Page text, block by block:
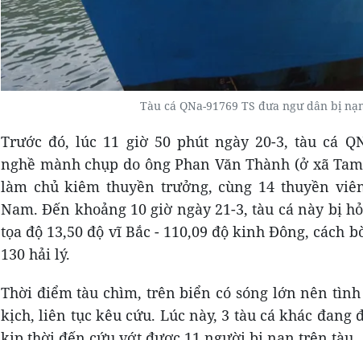
Tàu cá QNa-91769 TS đưa ngư dân bị
Trước đó, lúc 11 giờ 50 phút ngày 20-3, tàu cá
nghề mành chụp do ông Phan Văn Thành (ở xã
làm chủ kiêm thuyền trưởng, cùng 14 thuyền
Nam. Đến khoảng 10 giờ ngày 21-3, tàu cá này bị
tọa độ 13,50 độ vĩ Bắc - 110,09 độ kinh Đông, cách
130 hải lý.
Thời điểm tàu chìm, trên biển có sóng lớn nên
kịch, liên tục kêu cứu. Lúc này, 3 tàu cá khác đang